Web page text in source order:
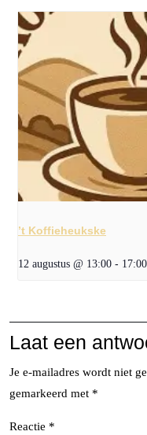
’t Koffieheukske
12 augustus @ 13:00 - 17:00
Laat een
Je e-mailadres wordt niet
gemarkeerd met *
Reactie *